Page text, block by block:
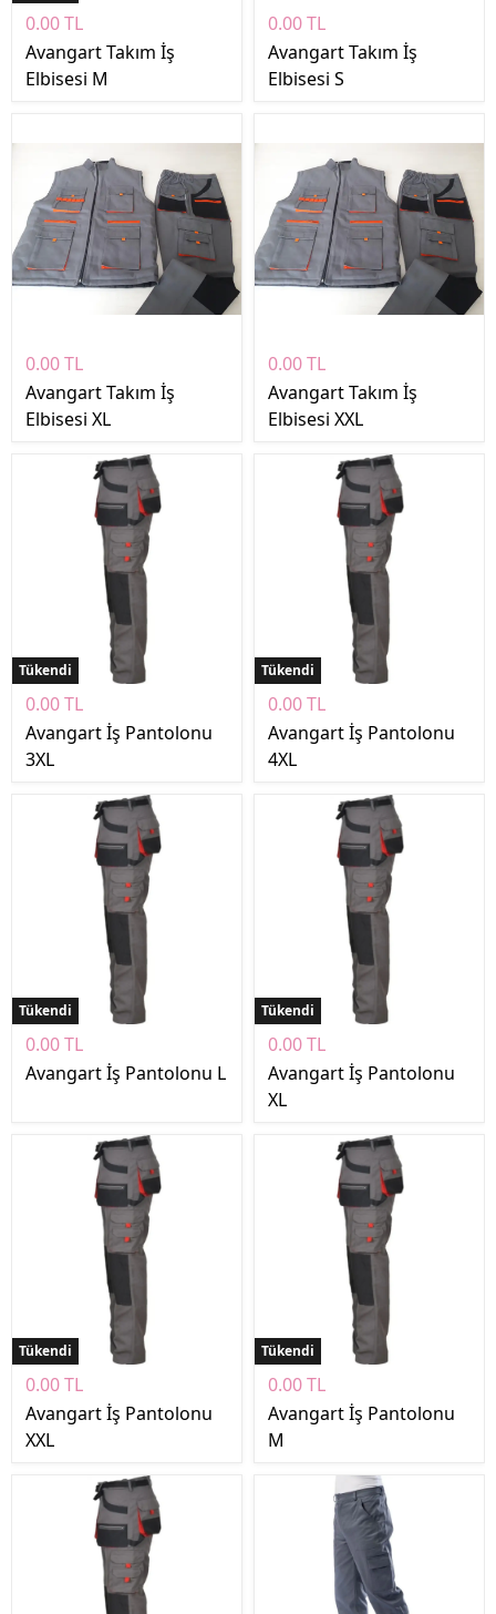
0.00 TL
Avangart Takım İş
Elbisesi M
0.00 TL
Avangart Takım İş
Elbisesi S
0.00 TL
Avangart Takım İş
Elbisesi XL
0.00 TL
Avangart Takım İş
Elbisesi XXL
Tükendi
0.00 TL
Avangart İş Pantolonu
3XL
Tükendi
0.00 TL
Avangart İş Pantolonu
4XL
Tükendi
0.00 TL
Avangart İş Pantolonu L
Tükendi
0.00 TL
Avangart İş Pantolonu
XL
Tükendi
0.00 TL
Avangart İş Pantolonu
XXL
Tükendi
0.00 TL
Avangart İş Pantolonu
M